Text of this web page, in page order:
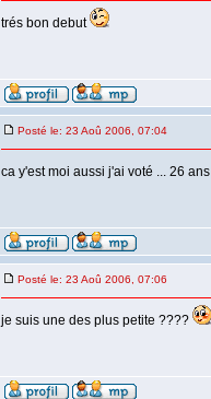
trés bon debut
Posté le: 23 Aoû 2006, 07:04
ca y'est moi aussi j'ai voté ... 26 ans
Posté le: 23 Aoû 2006, 07:06
je suis une des plus petite ????